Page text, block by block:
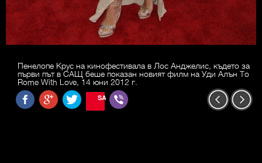
Пенелопе Крус на кинофестивала в Лос Анджелис, където за
първи път в САЩ беше показан новият филм на Уди Алън To
Rome With Love, 14 юни 2012 г.
SAVE